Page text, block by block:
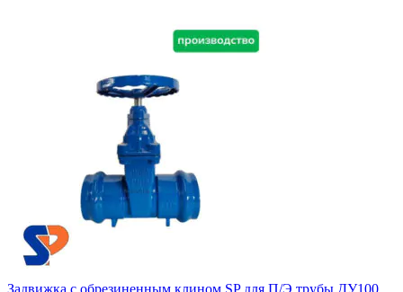
Задвижка с обрезиненным клином SP для П/Э трубы ДУ100